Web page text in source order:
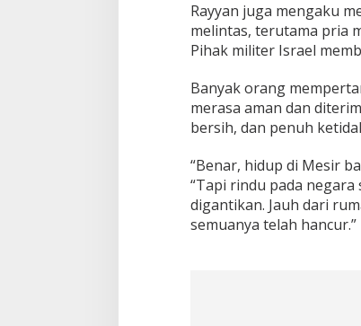
Rayyan juga mengaku
melintas, terutama pria
Pihak militer Israel
Banyak orang
merasa aman dan
bersih, dan penuh
“Benar, hidup di Mesir
“Tapi rindu pada
digantikan. Jauh dari
semuanya telah hancur.”